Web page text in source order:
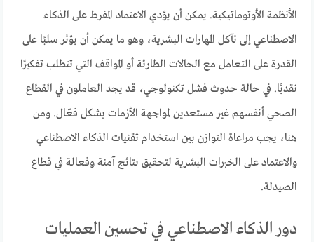
الأنظمة الأوتوماتيكية. يمكن أن يؤدي الاعتماد المفرط على الذكاء
الاصطناعي إلى تآكل المهارات البشرية، وهو ما يمكن أن يؤثر سلبًا على
القدرة على التعامل مع الحالات الطارئة أو المواقف التي تتطلب تفكيرًا
نقديًا. في حالة حدوث فشل تكنولوجي، قد يجد العاملون في القطاع
الصحي أنفسهم غير مستعدين لمواجهة الأزمات بشكل فعّال. ومن
هنا، يجب مراعاة التوازن بين استخدام تقنيات الذكاء الاصطناعي
والاعتماد على الخبرات البشرية لتحقيق نتائج آمنة وفعالة في قطاع
الصيدلة.
دور الذكاء الاصطناعي في تحسين العمليات